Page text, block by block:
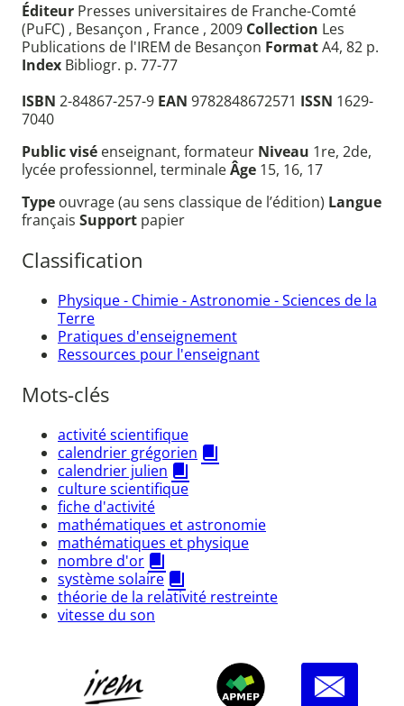
Éditeur Presses universitaires de Franche-Comté
(PuFC) , Besançon , France , 2009 Collection Les
Publications de l'IREM de Besançon FormatA4, 82 p.
Index Bibliogr. p. 77-77
ISBN 2-84867-257-9 EAN 9782848672571 ISSN 1629-
7040
Public visé enseignant, formateur Niveau 1re, 2de,
lycée professionnel, terminaleÂge 15, 16, 17
Type ouvrage (au sens classique de l’édition) Langue
français Support papier
Classification
Physique - Chimie - Astronomie - Sciences de la
Terre
Pratiques d'enseignement
Ressources pour l'enseignant
Mots-clés
activité scientifique
calendrier grégorien
calendrier julien
culture scientifique
fiche d'activité
mathématiques et astronomie
mathématiques et physique
nombre d'or
système solaire
théorie de la relativité restreinte
vitesse du son